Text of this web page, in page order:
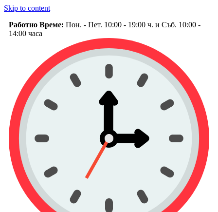
Skip to content
Работно Време: Пон. - Пет. 10:00 - 19:00 ч. и Съб. 10:00 -
14:00 часа